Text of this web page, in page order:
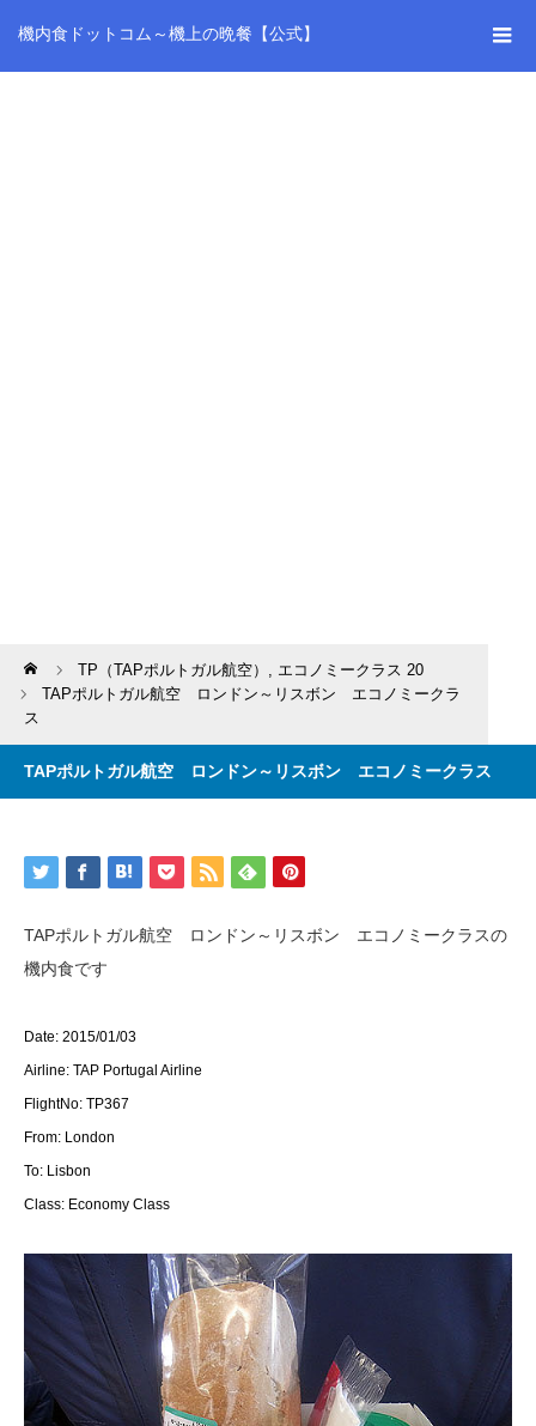
機内食ドットコム～機上の晩餐【公式】
Home TP（TAPポルトガル航空） , エコノミークラス 20
TAPポルトガル航空 ロンドン～リスボン エコノミークラ
ス
TAPポルトガル航空 ロンドン～リスボン エコノミークラス
TAPポルトガル航空 ロンドン～リスボン エコノミークラスの
機内食です
Date: 2015/01/03
Airline: TAP Portugal Airline
FlightNo: TP367
From: London
To: Lisbon
Class: Economy Class